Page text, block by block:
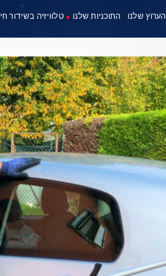
הערוץ שלנו התוכניות שלנו טלוויזיה בשידור חי